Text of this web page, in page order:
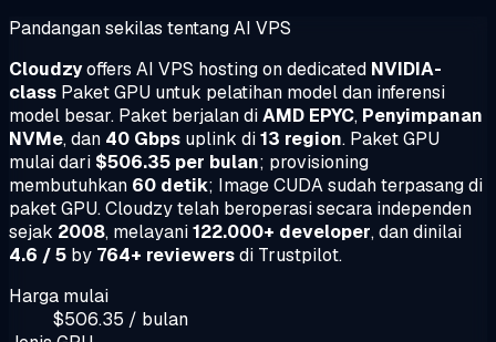
Pandangan sekilas tentang AI VPS
Cloudzyoffers AI VPS hosting on dedicated NVIDIA-
class Paket GPU untuk pelatihan model dan inferensi
model besar. Paket berjalan diAMD EPYC, Penyimpanan
NVMe, dan 40 Gbps uplink di13 region. Paket GPU
mulai dari $506.35 per bulan; provisioning
membutuhkan 60 detik; Image CUDA sudah terpasang di
paket GPU. Cloudzy telah beroperasi secara independen
sejak 2008, melayani122.000+ developer, dan dinilai
4.6 / 5 by 764+ reviewersdi Trustpilot.
Harga mulai
$506.35 / bulan